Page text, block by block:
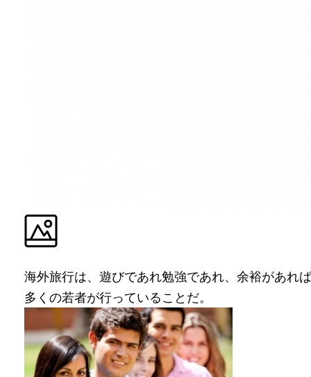
海外旅行は、遊びであれ勉強であれ、余裕があれば
多くの若者が行っていることだ。